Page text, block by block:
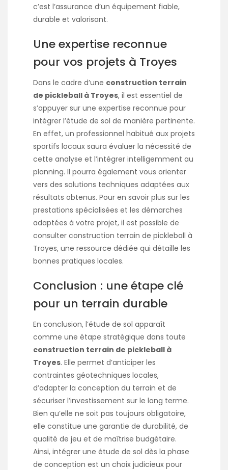
c’est l’assurance d’un équipement fiable,
durable et valorisant.
Une expertise reconnue
pour vos projets à Troyes
Dans le cadre d’une construction terrain
de pickleball à Troyes, il est essentiel de
s’appuyer sur une expertise reconnue pour
intégrer l’étude de sol de manière pertinente.
En effet, un professionnel habitué aux projets
sportifs locaux saura évaluer la nécessité de
cette analyse et l’intégrer intelligemment au
planning. Il pourra également vous orienter
vers des solutions techniques adaptées aux
résultats obtenus. Pour en savoir plus sur les
prestations spécialisées et les démarches
adaptées à votre projet, il est possible de
consulter construction terrain de pickleball à
Troyes, une ressource dédiée qui détaille les
bonnes pratiques locales.
Conclusion : une étape clé
pour un terrain durable
En conclusion, l’étude de sol apparaît
comme une étape stratégique dans toute
construction terrain de pickleball à
Troyes. Elle permet d’anticiper les
contraintes géotechniques locales,
d’adapter la conception du terrain et de
sécuriser l’investissement sur le long terme.
Bien qu’elle ne soit pas toujours obligatoire,
elle constitue une garantie de durabilité, de
qualité de jeu et de maîtrise budgétaire.
Ainsi, intégrer une étude de sol dès la phase
de conception est un choix judicieux pour